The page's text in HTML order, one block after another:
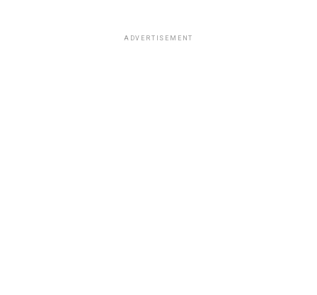
ADVERTISEMENT